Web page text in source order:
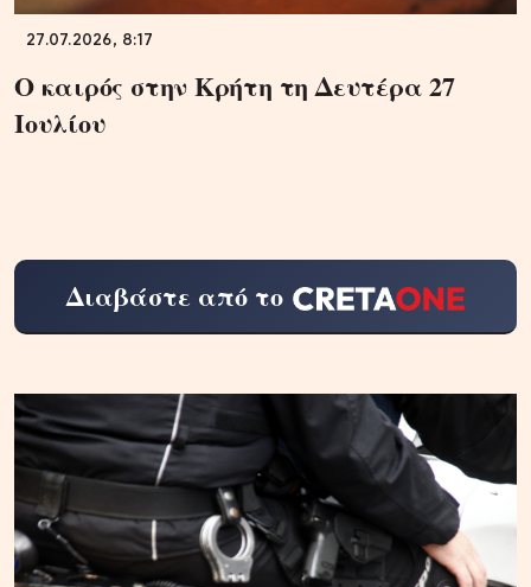
27.07.2026, 8:17
Ο καιρός στην Κρήτη τη Δευτέρα 27
Ιουλίου
Διαβάστε από το